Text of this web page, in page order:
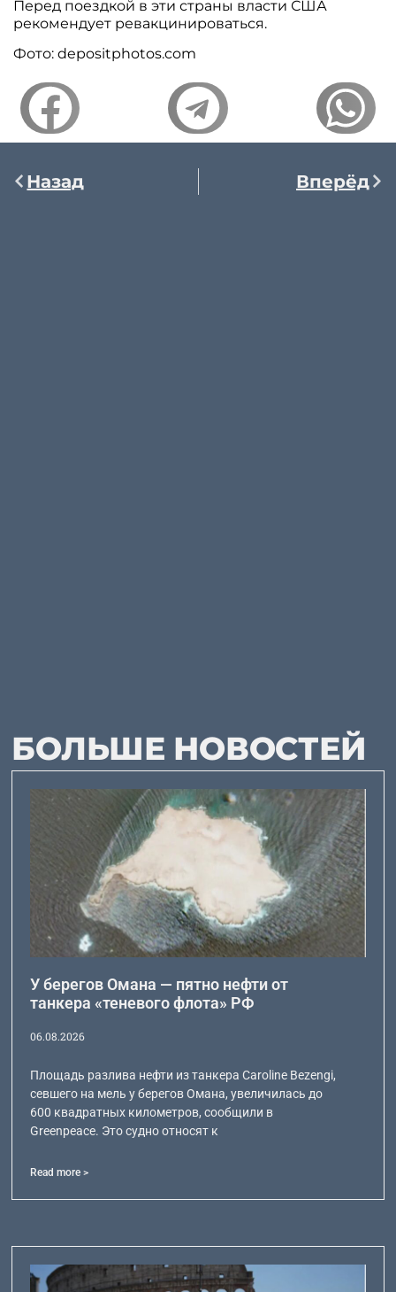
Перед поездкой в эти страны власти США
рекомендует ревакцинироваться.
Фото: depositphotos.com
Назад Вперёд
БОЛЬШЕ НОВОСТЕЙ
У берегов Омана — пятно нефти от
танкера «теневого флота» РФ
06.08.2026
Площадь разлива нефти из танкера Caroline Bezengi,
севшего на мель у берегов Омана, увеличилась до
600 квадратных километров, сообщили в
Greenpeace. Это судно относят к
Read more >